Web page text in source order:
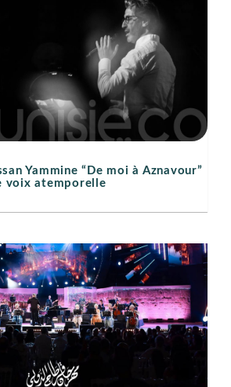
Yammine “De moi à Aznavour”
voix atemporelle